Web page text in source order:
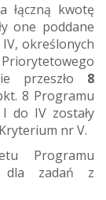
łączną kwotę
one poddane
określonych
przeszło 8
8 Programu
do IV zostały
nr V.
Programu
dla zadań z